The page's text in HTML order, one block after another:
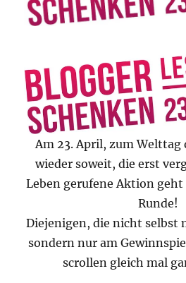
Am 23. April, zum Welttag
wieder soweit, die erst
Leben gerufene Aktion geht
Runde!
Diejenigen, die nicht selbst
sondern nur am
scrollen gleich mal